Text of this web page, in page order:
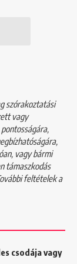
szórakoztatási
vagy
vagy bármi
támaszkodás
feltételek a
csodája vagy